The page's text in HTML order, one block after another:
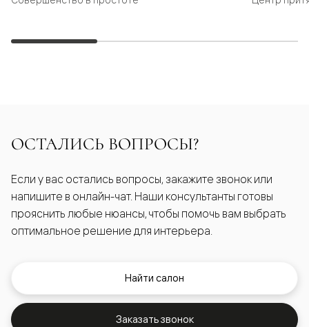
ОСТАЛИСЬ ВОПРОСЫ?
Если у вас остались вопросы, закажите звонок или
напишите в онлайн-чат. Наши консультанты готовы
прояснить любые нюансы, чтобы помочь вам выбрать
оптимальное решение для интерьера.
Найти салон
Заказать звонок